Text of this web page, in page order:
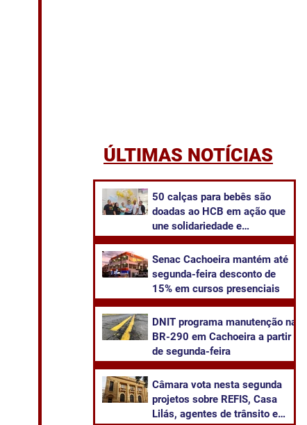
ÚLTIMAS NOTÍCIAS
50 calças para bebês são
doadas ao HCB em ação que
une solidariedade e
Senac Cachoeira mantém até
segunda-feira desconto de
15% em cursos presenciais
DNIT programa manutenção na
BR-290 em Cachoeira a partir
de segunda-feira
Câmara vota nesta segunda
projetos sobre REFIS, Casa
Lilás, agentes de trânsito e